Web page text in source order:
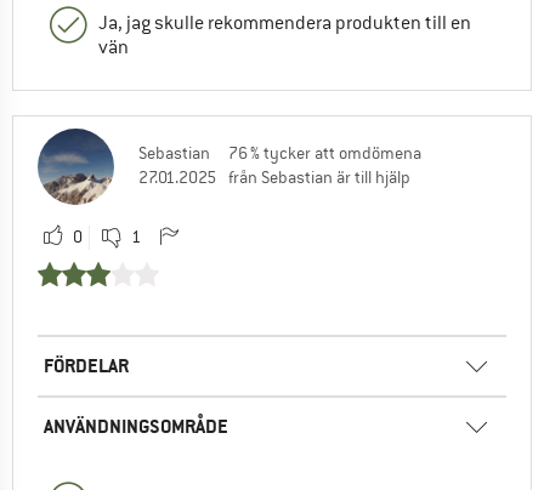
Ja, jag skulle rekommendera produkten till en
vän
Sebastian
27.01.2025
76 % tycker att omdömena
från Sebastian är till hjälp
0 1
FÖRDELAR
ANVÄNDNINGSOMRÅDE